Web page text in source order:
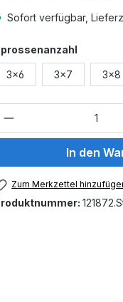
Sofort verfügbar,
3x6 3x7 3x8
Produkt
In den
Zum Merkzettel